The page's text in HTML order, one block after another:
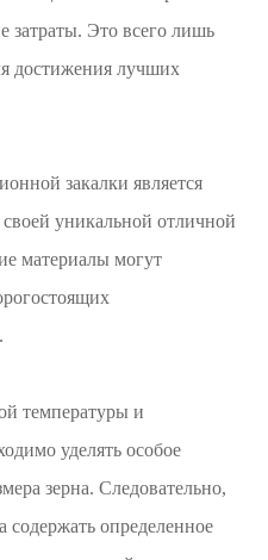
затраты. Это всего лишь
достижения лучших
закалки является
уникальной отличной
материалы могут
температуры и
уделять особое
зерна. Следовательно,
содержать определенное